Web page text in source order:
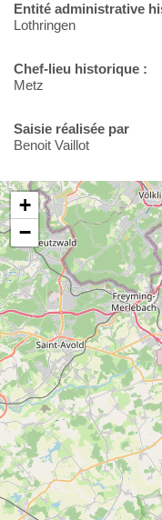
Entité administrative
Lothringen
Chef-lieu historique :
Metz
Saisie réalisée par
Benoit Vaillot
+
−